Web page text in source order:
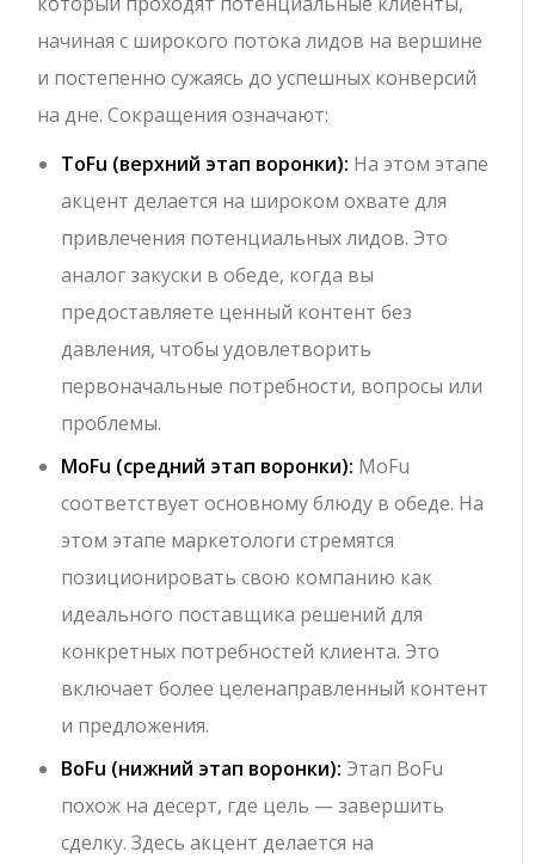
начиная с широкого потока лидов на вершине
и постепенно сужаясь до успешных конверсий
на дне. Сокращения означают:
ToFu (верхний этап воронки): На этом этапе
акцент делается на широком охвате для
привлечения потенциальных лидов. Это
аналог закуски в обеде, когда вы
предоставляете ценный контент без
давления, чтобы удовлетворить
первоначальные потребности, вопросы или
проблемы.
MoFu (средний этап воронки): MoFu
соответствует основному блюду в обеде. На
этом этапе маркетологи стремятся
позиционировать свою компанию как
идеального поставщика решений для
конкретных потребностей клиента. Это
включает более целенаправленный контент
и предложения.
BoFu (нижний этап воронки): Этап BoFu
похож на десерт, где цель — завершить
сделку. Здесь акцент делается на